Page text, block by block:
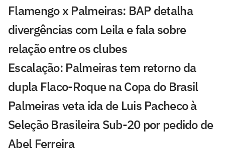
Flamengo x Palmeiras: BAP detalha
divergências com Leila e fala sobre
relação entre os clubes
Escalação: Palmeiras tem retorno da
dupla Flaco-Roque na Copa do Brasil
Palmeiras veta ida de Luis Pacheco à
Seleção Brasileira Sub-20 por pedido de
Abel Ferreira